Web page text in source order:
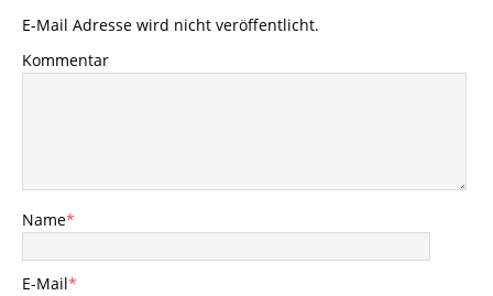
E-Mail Adresse wird nicht veröffentlicht.
Kommentar
Name*
E-Mail*